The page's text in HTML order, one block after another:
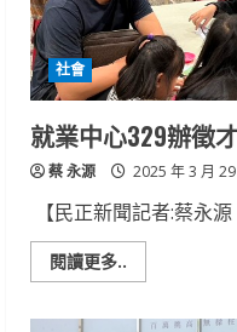
社會
就業中心329辦徵
蔡 永源 2025 年 3 月 29
【民正新聞記者:蔡永
閱讀更多..
more